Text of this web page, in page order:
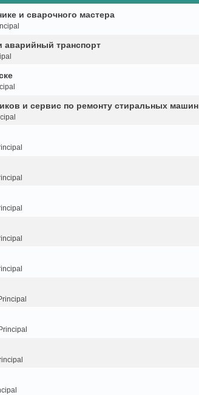
и сварочного мастера
аварийный транспорт
и сервис по ремонту стиральных машин